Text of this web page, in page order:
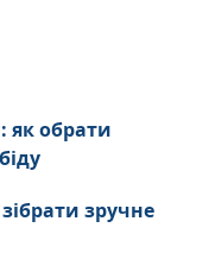
як обрати
зручне